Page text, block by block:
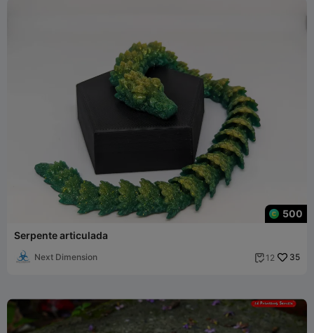
500
Serpente articulada
Next Dimension  12 35